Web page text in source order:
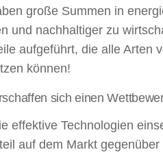
große Summen in
und nachhaltiger zu
aufgeführt, die alle Arten
können!
sich einen
effektive Technologien
auf dem Markt